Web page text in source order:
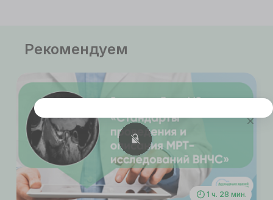
Рекомендуем
1 ч. 28 мин.
Этот сайт использует cookie
Для корректной работы данного сайта
необходимы файлы cookie
СОГЛАСИЕ ПОДРОБНОСТИ O COOKIE